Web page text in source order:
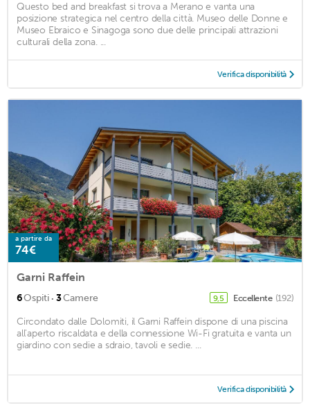
Questo bed and breakfast si trova a Merano e vanta una
posizione strategica nel centro della città. Museo delle Donne e
Museo Ebraico e Sinagoga sono due delle principali attrazioni
culturali della zona. ...
Verifica disponibilità
a partire da
74€
Garni Raffein
6Ospiti · 3Camere 9,5 Eccellente (192)
Circondato dalle Dolomiti, il Garni Raffein dispone di una piscina
all'aperto riscaldata e della connessione Wi-Fi gratuita e vanta un
giardino con sedie a sdraio, tavoli e sedie. ...
Verifica disponibilità